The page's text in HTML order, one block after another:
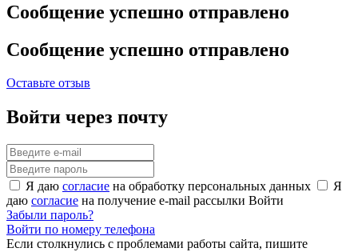
Сообщение успешно отправлено
Сообщение успешно отправлено
Оставьте отзыв
Войти через почту
Я даю согласие на обработку персональных данных
Я
даю согласие на получение e-mail рассылки Войти
Забыли пароль?
Войти по номеру телефона
Если столкнулись с проблемами работы сайта, пишите